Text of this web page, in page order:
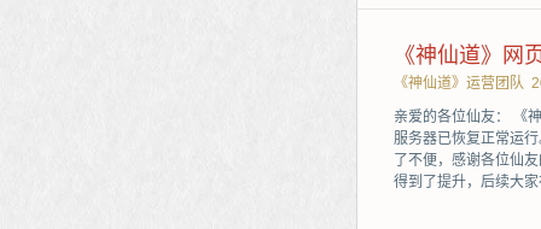
《神仙道》网
《神仙道》运营团队
亲爱的各位仙友： 《
服务器已恢复正常运
了不便，感谢各位仙
得到了提升，后续大